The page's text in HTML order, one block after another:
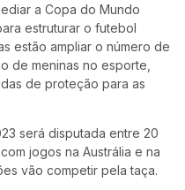
a Copa do Mundo
estruturar o futebol
estão ampliar o número de
de meninas no esporte,
de proteção para as
será disputada entre 20
jogos na Austrália e na
vão competir pela taça.